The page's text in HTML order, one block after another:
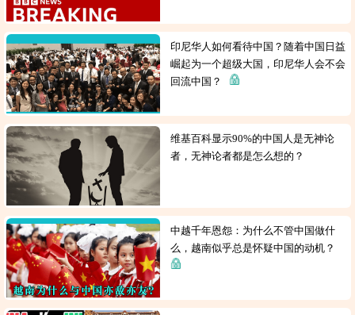
印尼华人如何看待中国？随着中国日益
崛起为一个超级大国，印尼华人会不会
回流中国？
维基百科显示90%的中国人是无神论
者，无神论者都是怎么想的？
中越千年恩怨：为什么不管中国做什
么，越南似乎总是怀疑中国的动机？